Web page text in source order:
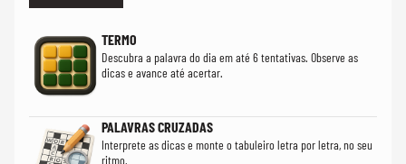
TERMO
Descubra a palavra do dia em até 6 tentativas. Observe as
dicas e avance até acertar.
PALAVRAS CRUZADAS
Interprete as dicas e monte o tabuleiro letra por letra, no seu
ritmo.